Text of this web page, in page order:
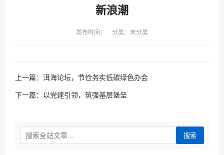
新浪潮
发布时间： 分类：未分类
上一篇： 洱海论坛，节俭务实低碳绿色办会
下一篇： 以党建引领，筑强基层堡垒
搜索